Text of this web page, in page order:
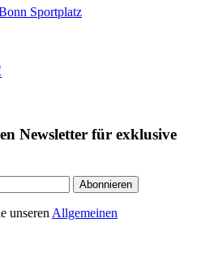
Newsletter für exklusive
Abonnieren
unseren Allgemeinen